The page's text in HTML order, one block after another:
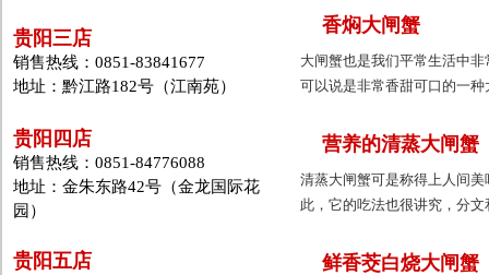
贵阳三店
销售热线：0851-83841677
地址：黔江路182号（江南苑）
贵阳四店
销售热线：0851-84776088
地址：金朱东路42号（金龙国际花
园）
贵阳五店
香焖大闸蟹
大闸蟹也是我们平常生活中
可以说是非常香甜可口的一
营养的清蒸大闸蟹
清蒸大闸蟹可是称得上人间
此，它的吃法也很讲究，分
鲜香茭白烧大闸蟹